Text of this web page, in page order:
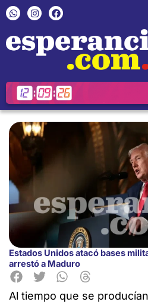
contenido
W
h
t
s
a
I
n
t
a
g
m
F
a
e
b
Estados Unidos atacó bases
arrestó a Maduro
Al tiempo que se